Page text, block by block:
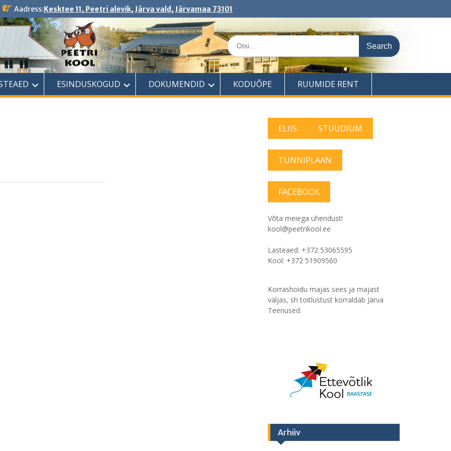
Aadress:Kesktee 11, Peetri alevik, Järva vald, Järvamaa 73101
Search
for:
ESINDUSKOGUD DOKUMENDID KODUÕPE RUUMIDE RENT
ELIIS STUUDIUM
TUNNIPLAAN
FACEBOOK
Võta meiega ühendust!
kool@peetrikool.ee
Lasteaed: +372 53065595
Kool: +372 51909560
Korrashoidu majas sees ja majast
väljas, sh toitlustust korraldab Järva
Teenused.
Arhiiv